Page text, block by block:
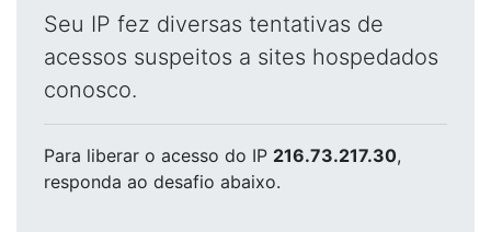
Seu IP fez diversas tentativas de
acessos suspeitos a sites hospedados
conosco.
Para liberar o acesso do IP 216.73.217.30,
responda ao desafio abaixo.